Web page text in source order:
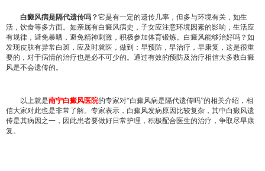
白癜风病是隔代遗传吗？它是有一定的遗传几率，但多与环境有关，如生
活，饮食等多方面。如亲属有白癜风病史，子女应注意环境因素的影响，生活应
有规律，避免暴晒，避免精神刺激，积极参加体育锻炼。白癜风能够治好吗？如
发现皮肤有异常白斑，应及时就医，做到：早预防，早治疗，早康复，这是很重
要的，对于病情的治疗也是必不可少的。通过有效的预防及治疗相信大多数白癜
风是不会遗传的。
以上就是南宁白癜风医院的专家对“白癜风病是隔代遗传吗”的相关介绍，相
信大家对此也是非常了解。专家表示，白癜风发病原因比较复杂，其中白癜风遗
传是其病因之一，因此患者要做好日常护理，积极配合医生的治疗，争取尽早康
复。